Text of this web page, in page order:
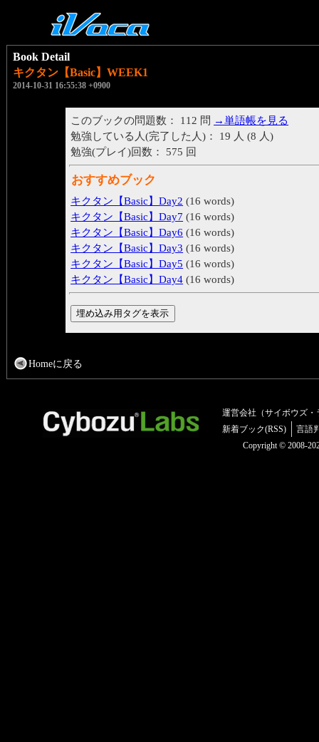
Book Detail
キクタン【Basic】WEEK1
2014-10-31 16:55:38 +0900
このブックの問題数： 112 問 →単語帳を見る
勉強している人(完了した人)： 19 人 (8 人)
勉強(プレイ)回数： 575 回
おすすめブック
キクタン【Basic】Day2 (16 words)
キクタン【Basic】Day7 (16 words)
キクタン【Basic】Day6 (16 words)
キクタン【Basic】Day3 (16 words)
キクタン【Basic】Day5 (16 words)
キクタン【Basic】Day4 (16 words)
Homeに戻る
運営会社（サイボウズ・
新着ブック(RSS)
言語
Copyright © 2008-